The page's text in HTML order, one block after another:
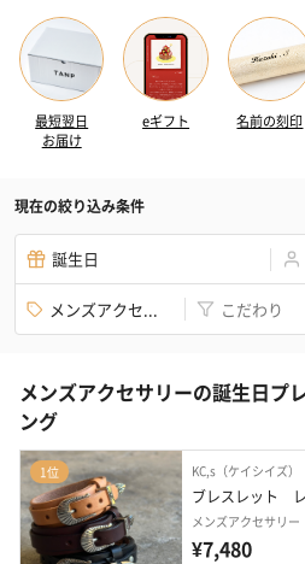
最短翌日
お届け
eギフト 名前の刻印
現在の絞り込み条件
誕生日
メンズアクセ... こだわり
メンズアクセサリーの誕生日プ
ング
1位 KC,s（ケイシイズ）
ブレスレット　
メンズアクセサリー
¥7,480